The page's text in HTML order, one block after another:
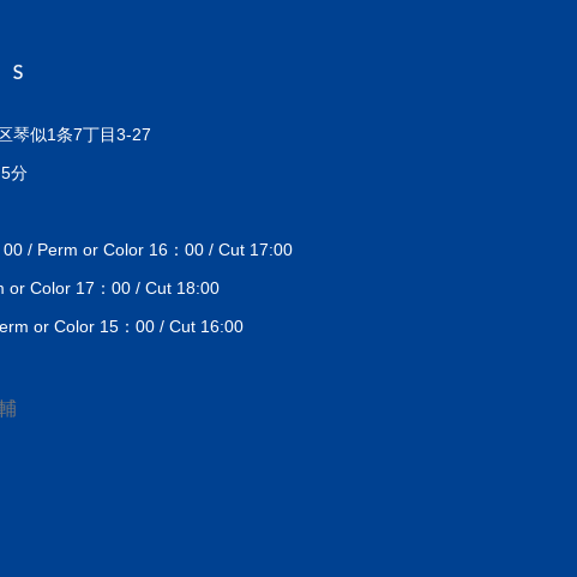
琴似1条7丁目3-27
分
/ Perm or Color 16：00 / Cut 17:00
or Color 17：00 / Cut 18:00
or Color 15：00 / Cut 16:00